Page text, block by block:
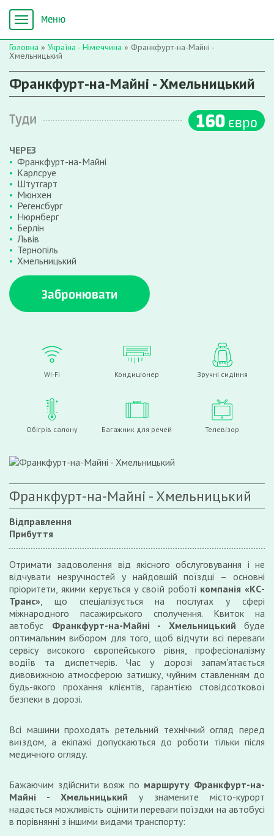
Головна » Україна - Німеччина » Франкфурт-на-Майні -
Хмельницький
Франкфурт-на-Майні - Хмельницький
Туди 160 євро
ЧЕРЕЗ
Франкфурт-на-Майні
Карлсруе
Штутгарт
Мюнхен
Регенсбург
Нюрнберг
Берлін
Львів
Тернопіль
Хмельницький
Забронювати
Wi-Fi Кондиціонер Зручні сидіння
Обігрів салону Багажник для речей Телевізор
Франкфурт-на-Майні - Хмельницький
Відправлення
Прибуття
Отримати задоволення від якісного обслуговування і не
відчувати незручностей у найдовшій поїздці – основні
пріоритети, якими керується у своїй роботі компанія «КС-
Транс», що спеціалізується на послугах у сфері
міжнародного пасажирського сполучення. Квиток на
автобус Франкфурт-на-Майні - Хмельницький буде
оптимальним вибором для того, щоб відчути всі переваги
сервісу високого європейського рівня, професіоналізму
водіїв та диспетчерів. Час у дорозі запам'ятається
дивовижною атмосферою затишку, чуйним ставленням до
будь-якого прохання клієнтів, гарантією стовідсоткової
безпеки в дорозі.
Всі машини проходять ретельний технічний огляд перед
виїздом, а екіпажі допускаються до роботи тільки після
медичного огляду.
Бажаючим здійснити вояж по маршруту Франкфурт-на-
Майні - Хмельницький у знамените місто-курорт
надається можливість оцінити переваги поїздки на автобусі
в порівнянні з іншими видами транспорту: